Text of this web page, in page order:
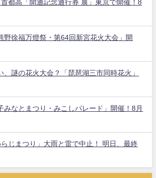
都高「開通記念通行券 展」東京で開催！8
野徐福万燈祭・第64回新宮花火大会」開
、謎の花火大会？「琵琶湖三市同時花火」
みなとまつり・みこしパレード」開催！8月
じまつり」大雨と雷で中止！ 明日、最終